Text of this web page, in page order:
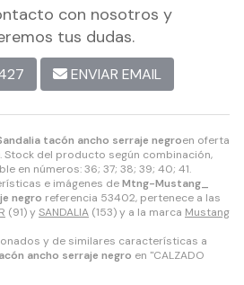
tacón ancho serraje negroen oferta
Stock del producto según combinación,
en números: 36; 37; 38; 39; 40; 41.
e imágenes deMtng-Mustang_
negro referencia 53402, pertenece a las
(91) y SANDALIA (153) y a la marca Mustang
y de similares características a
ancho serraje negro en "CALZADO
con nosotros y
tus dudas.
ENVIAR EMAIL